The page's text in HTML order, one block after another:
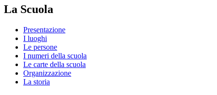
La Scuola
Presentazione
I luoghi
Le persone
I numeri della scuola
Le carte della scuola
Organizzazione
La storia